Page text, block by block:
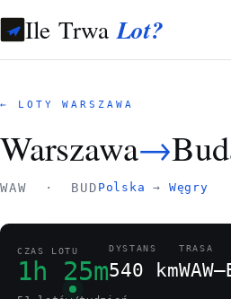
Ile TrwaLot?
← LOTY WARSZAWA
Warszawa→
WAW · BUD Polska → Węgry
CZAS LOTU
1h 25m
DYSTANS
540 km
TRASA